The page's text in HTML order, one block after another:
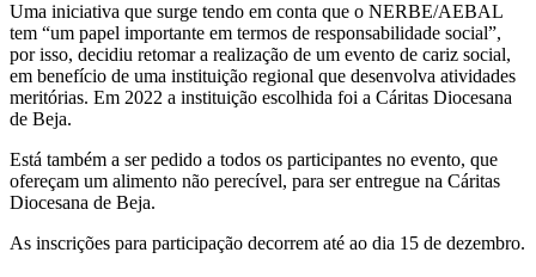
Uma iniciativa que surge tendo em conta que o NERBE/AEBAL
tem “um papel importante em termos de responsabilidade social”,
por isso, decidiu retomar a realização de um evento de cariz social,
em benefício de uma instituição regional que desenvolva atividades
meritórias. Em 2022 a instituição escolhida foi a Cáritas Diocesana
de Beja.
Está também a ser pedido a todos os participantes no evento, que
ofereçam um alimento não perecível, para ser entregue na Cáritas
Diocesana de Beja.
As inscrições para participação decorrem até ao dia 15 de dezembro.